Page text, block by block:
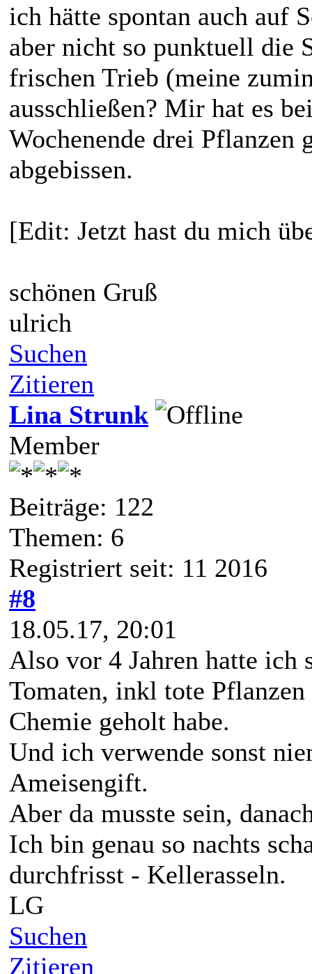
ich hätte spontan auch auf
aber nicht so punktuell die
frischen Trieb (meine
ausschließen? Mir hat es
Wochenende drei Pflanzen
abgebissen.
[Edit: Jetzt hast du mich
schönen Gruß
ulrich
Suchen
Zitieren
Lina Strunk
Member
Beiträge: 122
Themen: 6
Registriert seit: 11 2016
#8
18.05.17, 20:01
Also vor 4 Jahren hatte ich
Tomaten, inkl tote
Chemie geholt habe.
Und ich verwende sonst
Ameisengift.
Aber da musste sein,
Ich bin genau so nachts
durchfrisst - Kellerasseln.
LG
Suchen
Zitieren